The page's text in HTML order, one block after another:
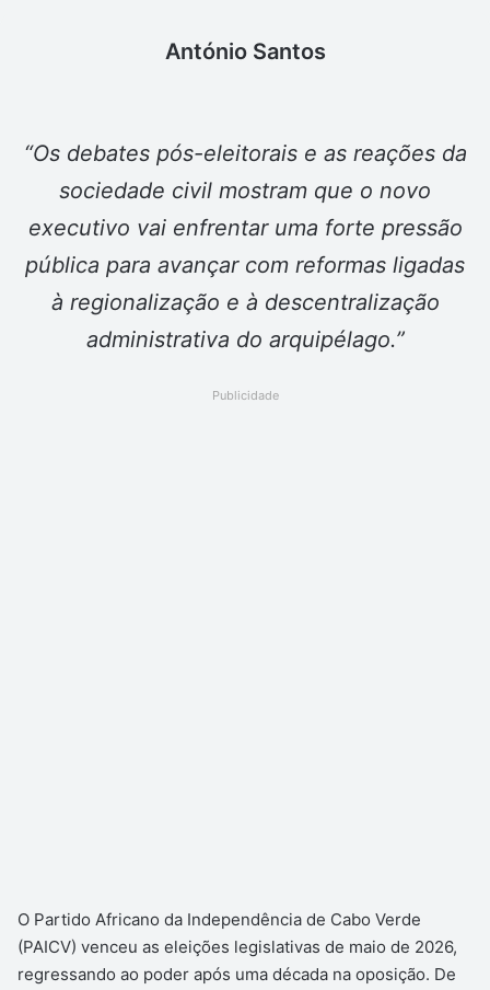
António Santos
“Os debates pós-eleitorais e as reações da
sociedade civil mostram que o novo
executivo vai enfrentar uma forte pressão
pública para avançar com reformas ligadas
à regionalização e à descentralização
administrativa do arquipélago.”
Publicidade
O Partido Africano da Independência de Cabo Verde
(PAICV) venceu as eleições legislativas de maio de 2026,
regressando ao poder após uma década na oposição. De